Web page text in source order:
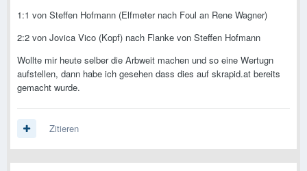
1:1 von Steffen Hofmann (Elfmeter nach Foul an Rene Wagner)
2:2 von Jovica Vico (Kopf) nach Flanke von Steffen Hofmann
Wollte mir heute selber die Arbweit machen und so eine Wertugn
aufstellen, dann habe ich gesehen dass dies auf skrapid.at bereits
gemacht wurde.
Zitieren